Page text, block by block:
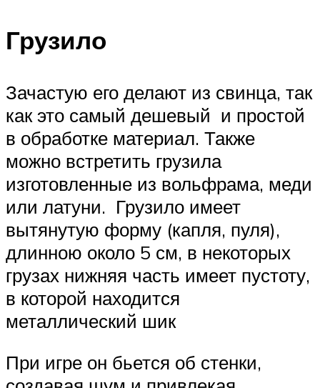
Грузило
Зачастую его делают из свинца, так
как это самый дешевый и простой
в обработке материал. Также
можно встретить грузила
изготовленные из вольфрама, меди
или латуни. Грузило имеет
вытянутую форму (капля, пуля),
длинною около 5 см, в некоторых
грузах нижняя часть имеет пустоту,
в которой находится
металлический шик
При игре он бьется об стенки,